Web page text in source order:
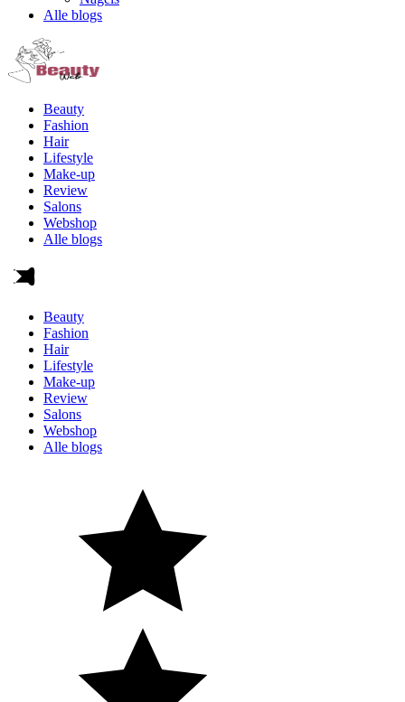
Alle blogs
Beauty
Fashion
Hair
Lifestyle
Make-up
Review
Salons
Webshop
Alle blogs
Beauty
Fashion
Hair
Lifestyle
Make-up
Review
Salons
Webshop
Alle blogs